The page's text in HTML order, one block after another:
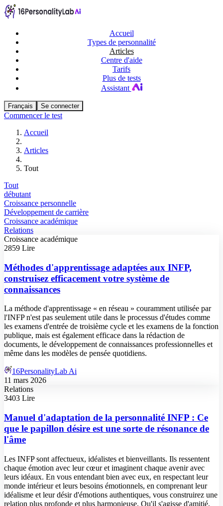
Accueil
Types de personnalité
Articles
Centre d'aide
Tarifs
Plus de tests
Assistant
Français Se connecter
Commencer le test
Accueil
Articles
Tout
Tout
débutant
Croissance personnelle
Développement de carrière
Croissance académique
Relations
Croissance académique
2859 Lire
Méthodes d'apprentissage adaptées aux INFP,
construisez efficacement votre système de
connaissances
La méthode d'apprentissage « en réseau » couramment utilisée par
l'INFP n'est pas seulement utile dans le processus d'études comme
les examens d'entrée de troisième cycle et les examens de la fonction
publique, mais est également efficace dans la rédaction de
documents, le développement de connaissances professionnelles et
même dans les modèles de pensée quotidiens.
16PersonalityLab Ai
11 mars 2026
Relations
3403 Lire
Manuel d'adaptation de la personnalité INFP : Ce
que le papillon désire est une sorte de résonance de
l'âme
Les INFP sont affectueux, idéalistes et bienveillants. Ils ressentent
chaque émotion avec leur cœur et imaginent chaque avenir avec
leurs idéaux. En vous entendant bien avec eux, en respectant leur
monde intérieur et leurs besoins émotionnels, en comprenant leur
idéalisme et leur désir d'émotions authentiques, vous construirez une
relation plus profonde et plus harmonieuse. Qu'il s'agisse d'amitié,